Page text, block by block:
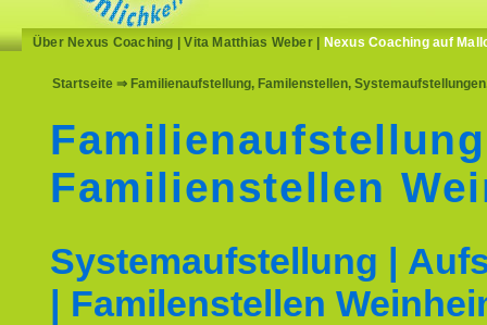
Über Nexus Coaching |Vita Matthias Weber| Nexus Coaching auf
Startseite ⇒ Familienaufstellung, Familenstellen,
Familienstellen
Systemaufstellung |
| Familenstellen